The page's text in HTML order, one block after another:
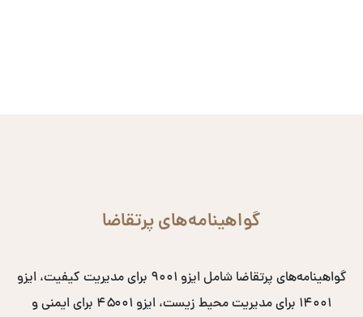
گواهینامه‌های پرتقاضا
گواهینامه‌های پرتقاضا شامل ایزو ۹۰۰۱ برای مدیریت کیفیت، ایزو
۱۴۰۰۱ برای مدیریت محیط زیست، ایزو ۴۵۰۰۱ برای ایمنی و